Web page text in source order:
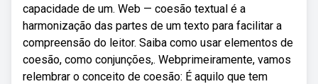
capacidade de um. Web — coesão textual é a
harmonização das partes de um texto para facilitar a
compreensão do leitor. Saiba como usar elementos de
coesão, como conjunções,. Webprimeiramente, vamos
relembrar o conceito de coesão: É aquilo que tem